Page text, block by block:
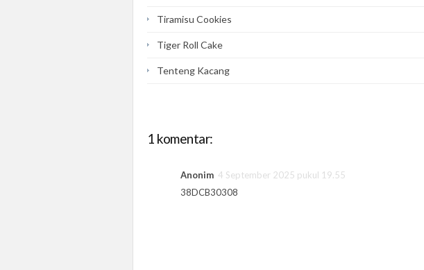
Tiramisu Cookies
Tiger Roll Cake
Tenteng Kacang
1 komentar:
Anonim 4 September 2025 pukul 19.55
38DCB30308